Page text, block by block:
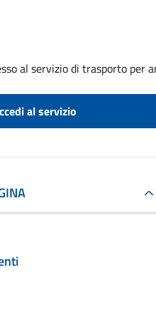
al servizio di trasporto per
al servizio